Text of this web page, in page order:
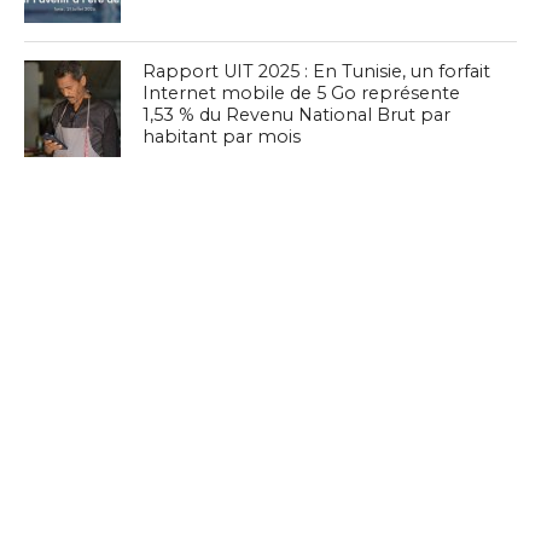
Rapport UIT 2025 : En Tunisie, un forfait
Internet mobile de 5 Go représente
1,53 % du Revenu National Brut par
habitant par mois